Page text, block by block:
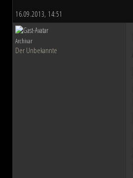
16.09.2013, 14:51
Archivar
Der Unbekannte